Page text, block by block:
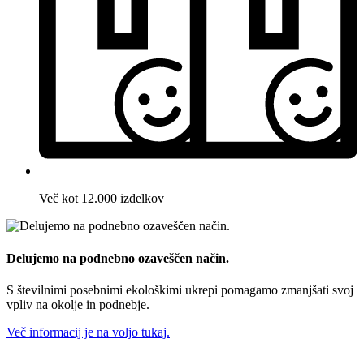
Več kot 12.000 izdelkov
Delujemo na podnebno ozaveščen način.
S številnimi posebnimi ekološkimi ukrepi pomagamo zmanjšati svoj
vpliv na okolje in podnebje.
Več informacij je na voljo tukaj.